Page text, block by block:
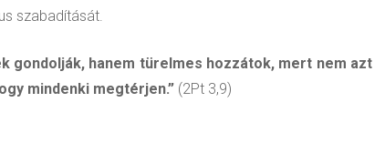
szabadítását.
gondolják, hanem türelmes hozzátok, mert nem azt
mindenki megtérjen.” (2Pt 3,9)